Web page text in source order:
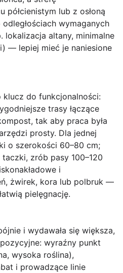
półcienistym lub z osłoną
wymaganych
lokalizacja altany, minimalne
— lepiej mieć je naniesione
klucz do funkcjonalności:
trasy łączące
tak aby praca była
prosty. Dla jednej
o szerokości 60–80 cm;
zrób pasy 100–120
i
żwirek, kora lub polbruk —
pielęgnację.
i wydawała się większa,
wyraźny punkt
wysoka roślina),
i prowadzące linie